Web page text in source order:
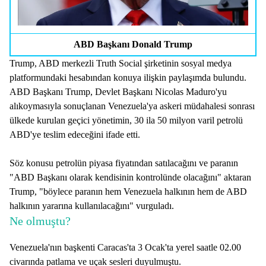
ABD Başkanı Donald Trump
Trump, ABD merkezli Truth Social şirketinin sosyal medya
platformundaki hesabından konuya ilişkin paylaşımda bulundu.
ABD Başkanı Trump, Devlet Başkanı Nicolas Maduro'yu
alıkoymasıyla sonuçlanan Venezuela'ya askeri müdahalesi sonrası
ülkede kurulan geçici yönetimin, 30 ila 50 milyon varil petrolü
ABD'ye teslim edeceğini ifade etti.
Söz konusu petrolün piyasa fiyatından satılacağını ve paranın
"ABD Başkanı olarak kendisinin kontrolünde olacağını" aktaran
Trump, "böylece paranın hem Venezuela halkının hem de ABD
halkının yararına kullanılacağını" vurguladı.
Ne olmuştu?
Venezuela'nın başkenti Caracas'ta 3 Ocak'ta yerel saatle 02.00
civarında patlama ve uçak sesleri duyulmuştu.